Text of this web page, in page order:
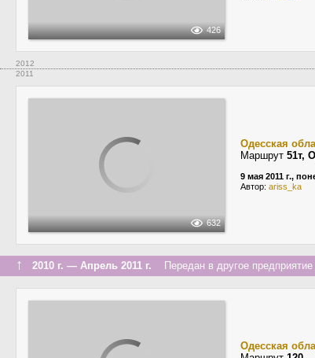
426
2012
2011
632
Одесская
Маршрут 51т,
9 мая 2011 г.,
Автор: ariss_ka
↑ 2010 г. — Апрель 2011 г. Передан в другое предприятие
Одесская